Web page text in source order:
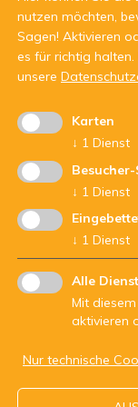
Mit Unterstützung
nutzen möchten,
Sagen! Aktivieren
es für richtig halten.
unsere
Karten
↓ 1 Dienst
↓ 1 Dienst
↓ 1 Dienst
Alle
Mit
aktivieren
Nur technische